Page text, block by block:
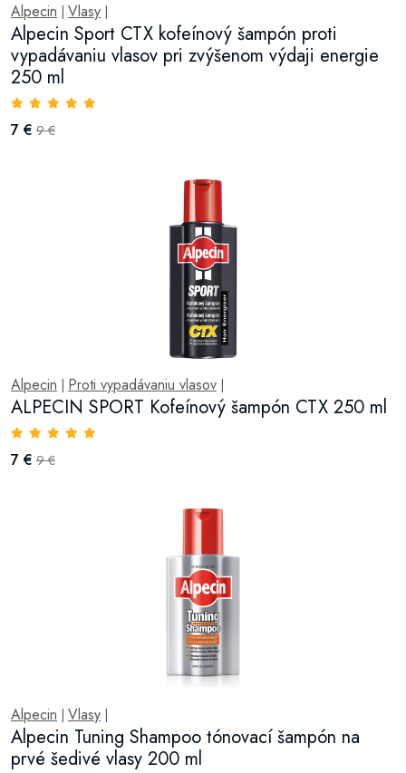
Alpecin Vlasy
Alpecin Sport CTX kofeínový šampón proti
vypadávaniu vlasov pri zvýšenom výdaji energie
250 ml
7 € 9 €
Alpecin Proti vypadávaniu vlasov
ALPECIN SPORT Kofeínový šampón CTX 250 ml
7 € 9 €
Alpecin Vlasy
Alpecin Tuning Shampoo tónovací šampón na
prvé šedivé vlasy 200 ml